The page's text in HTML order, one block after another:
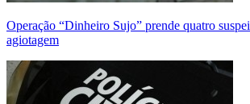
Operação “Dinheiro Sujo” prende quatro
agiotagem